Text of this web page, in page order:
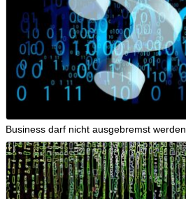
Business darf nicht ausgebremst werden